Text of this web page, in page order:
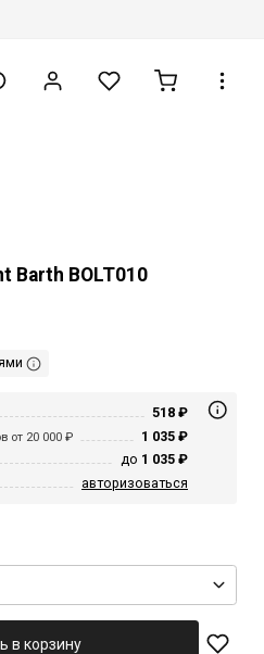
Barth BOLT010
518 ₽
от 20 000 ₽
1 035 ₽
до 1 035 ₽
авторизоваться
в корзину